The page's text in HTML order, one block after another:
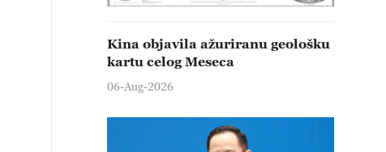
Kina objavila ažuriranu geološku
kartu celog Meseca
06-Aug-2026